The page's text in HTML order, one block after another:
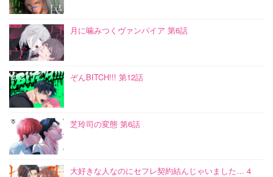
月に噛みつくヴァンパイア 第6話
ぞんBITCH!!! 第12話
芝玲司の変態 第6話
大好きな人なのにセフレ契約結んじゃいました… 4